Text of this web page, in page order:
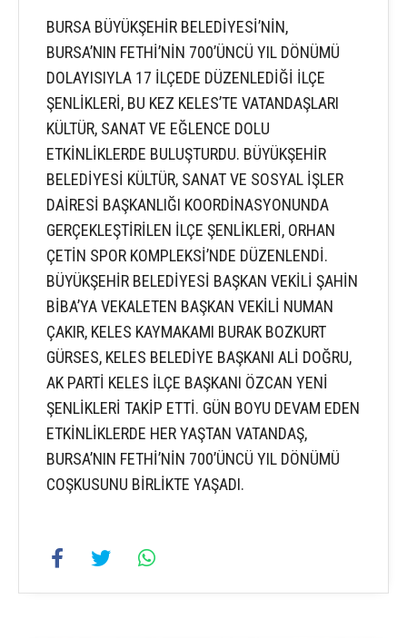
BURSA BÜYÜKŞEHİR BELEDİYESİ’NİN,
BURSA’NIN FETHİ’NİN 700’ÜNCÜ YIL DÖNÜMÜ
DOLAYISIYLA 17 İLÇEDE DÜZENLEDİĞİ İLÇE
ŞENLİKLERİ, BU KEZ KELES’TE VATANDAŞLARI
KÜLTÜR, SANAT VE EĞLENCE DOLU
ETKİNLİKLERDE BULUŞTURDU. BÜYÜKŞEHİR
BELEDİYESİ KÜLTÜR, SANAT VE SOSYAL İŞLER
DAİRESİ BAŞKANLIĞI KOORDİNASYONUNDA
GERÇEKLEŞTİRİLEN İLÇE ŞENLİKLERİ, ORHAN
ÇETİN SPOR KOMPLEKSİ’NDE DÜZENLENDİ.
BÜYÜKŞEHİR BELEDİYESİ BAŞKAN VEKİLİ ŞAHİN
BİBA’YA VEKALETEN BAŞKAN VEKİLİ NUMAN
ÇAKIR, KELES KAYMAKAMI BURAK BOZKURT
GÜRSES, KELES BELEDİYE BAŞKANI ALİ DOĞRU,
AK PARTİ KELES İLÇE BAŞKANI ÖZCAN YENİ
ŞENLİKLERİ TAKİP ETTİ. GÜN BOYU DEVAM EDEN
ETKİNLİKLERDE HER YAŞTAN VATANDAŞ,
BURSA’NIN FETHİ’NİN 700’ÜNCÜ YIL DÖNÜMÜ
COŞKUSUNU BİRLİKTE YAŞADI.